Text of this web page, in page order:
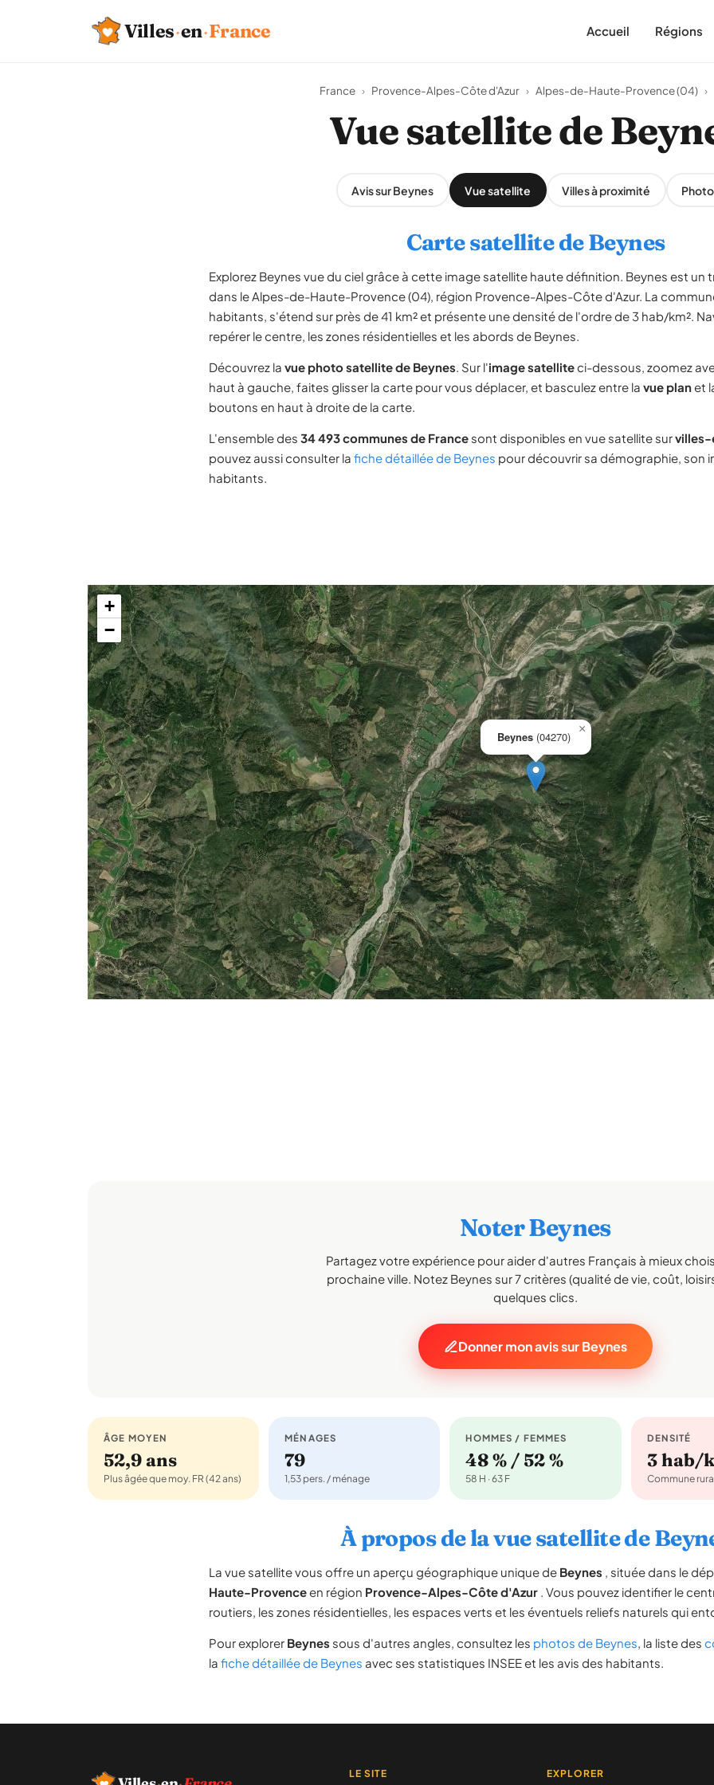
Villes·en·France Accueil Régions
France › Provence-Alpes-Côte d'Azur › Alpes-de-Haute-Provence (04) ›
Vue satellite de
Avis sur Beynes Vue satellite Villes à proximité
Carte satellite de Beynes
Explorez Beynes vue du ciel grâce à cette image satellite haute définition. Beynes est un
dans le Alpes-de-Haute-Provence (04), région Provence-Alpes-Côte d'Azur. La
habitants, s'étend sur près de 41 km² et présente une densité de l'ordre de 3 hab/km².
repérer le centre, les zones résidentielles et les abords de Beynes.
Découvrez la vue photo satellite de Beynes. Sur l'image satelliteci-dessous, zoomez
haut à gauche, faites glisser la carte pour vous déplacer, et basculez entre la vue planet
boutons en haut à droite de la carte.
L'ensemble des 34 493 communes de France sont disponibles en vue satellite sur
pouvez aussi consulter la fiche détaillée de Beynes pour découvrir sa démographie, son
habitants.
Beynes (04270)
×
+
−
Noter Beynes
Partagez votre expérience pour aider d'autres Français à mieux
prochaine ville. Notez Beynes sur 7 critères (qualité de vie, coût,
quelques clics.
Donner mon avis sur Beynes
ÂGE MOYEN
52,9 ans
Plus âgée que moy. FR (42 ans)
MÉNAGES
79
1,53 pers. / ménage
HOMMES / FEMMES
48 % / 52 %
58 H · 63 F
DENSITÉ
3 hab/
Commune
À propos de la vue satellite de
La vue satellite vous offre un aperçu géographique unique de Beynes , située dans le
Haute-Provenceen région Provence-Alpes-Côte d'Azur . Vous pouvez identifier le
routiers, les zones résidentielles, les espaces verts et les éventuels reliefs naturels qui
Pour explorer Beynes sous d'autres angles, consultez les photos de Beynes, la liste des
la fiche détaillée de Beynes avec ses statistiques INSEE et les avis des habitants.
LE SITE EXPLORER